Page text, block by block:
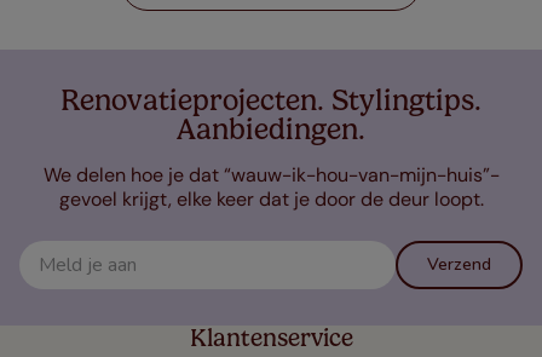
Renovatieprojecten. Stylingtips.
Aanbiedingen.
We delen hoe je dat “wauw-ik-hou-van-mijn-huis”-
gevoel krijgt, elke keer dat je door de deur loopt.
Verzend
Klantenservice